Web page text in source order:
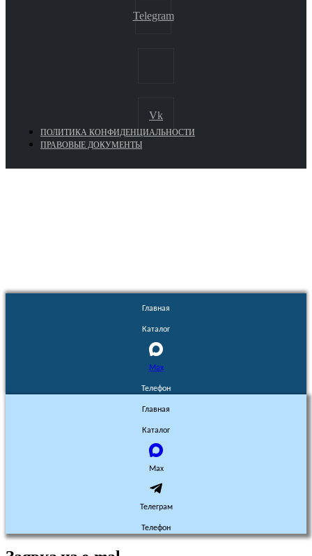
Telegram
Vk
ПОЛИТИКА КОНФИДЕНЦИАЛЬНОСТИ
ПРАВОВЫЕ ДОКУМЕНТЫ
Главная
Каталог
Max
Телефон
Главная
Каталог
Max
Телеграм
Телефон